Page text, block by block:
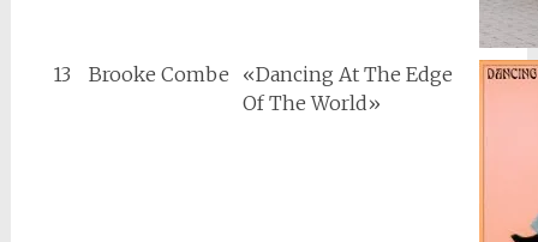
13 Brooke Combe
«Dancing At The Edge
Of The World»